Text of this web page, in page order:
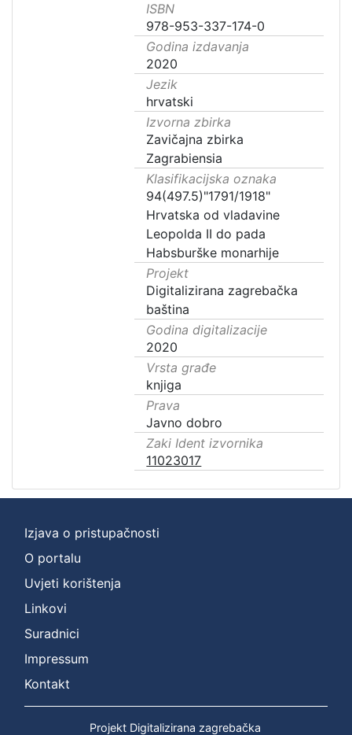
ISBN
978-953-337-174-0
Godina izdavanja
2020
Jezik
hrvatski
Izvorna zbirka
Zavičajna zbirka
Zagrabiensia
Klasifikacijska oznaka
94(497.5)"1791/1918"
Hrvatska od vladavine
Leopolda II do pada
Habsburške monarhije
Projekt
Digitalizirana zagrebačka
baština
Godina digitalizacije
2020
Vrsta građe
knjiga
Prava
Javno dobro
Zaki Ident izvornika
11023017
Izjava o pristupačnosti
O portalu
Uvjeti korištenja
Linkovi
Suradnici
Impressum
Kontakt
Projekt Digitalizirana zagrebačka